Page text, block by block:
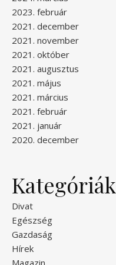
2023. február
2021. december
2021. november
2021. október
2021. augusztus
2021. május
2021. március
2021. február
2021. január
2020. december
Kategóriák
Divat
Egészség
Gazdaság
Hírek
Magazin